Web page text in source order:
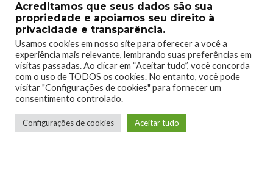
Além de todo esse conteúdo, várias novas adições de
qualidade de vida chegarão na Temporada 5, incluindo um
novo sistema de gerenciamento de esquadrão que permite
aos jogadores gerenciar e personalizar seu esquadrão, um
retrabalho de carregamento de veículos que aprimorará os
papéis no campo de batalha, Armas de Cofre retrabalhadas,
tecnologia térmica e pesada artilharia antiaérea. Os
Acreditamos que seus dados são sua
propriedade e apoiamos seu direito à
privacidade e transparência.
Usamos cookies em nosso site para oferecer a você a
experiência mais relevante, lembrando suas preferências em
visitas passadas. Ao clicar em “Aceitar tudo”, você concorda
com o uso de TODOS os cookies. No entanto, você pode
visitar "Configurações de cookies" para fornecer um
consentimento controlado.
Configurações de cookies Aceitar tudo